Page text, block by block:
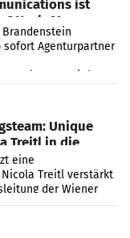
ist
OtterlyAI
Brandenstein
Agenturpartner
Damit baut
Unique
Treitl in die
eine
Treitl verstärkt
der Wiener
von Josef Kalina und